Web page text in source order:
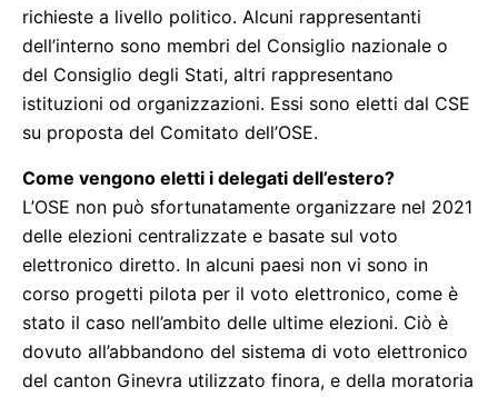
richieste a livello politico. Alcuni rappresentanti
dell’interno sono membri del Consiglio nazionale o
del Consiglio degli Stati, altri rappresentano
istituzioni od organizzazioni. Essi sono eletti dal CSE
su proposta del Comitato dell’OSE.
Come vengono eletti i delegati dell’estero?
L’OSE non può sfortunatamente organizzare nel 2021
delle elezioni centralizzate e basate sul voto
elettronico diretto. In alcuni paesi non vi sono in
corso progetti pilota per il voto elettronico, come è
stato il caso nell’ambito delle ultime elezioni. Ciò è
dovuto all’abbandono del sistema di voto elettronico
del canton Ginevra utilizzato finora, e della moratoria